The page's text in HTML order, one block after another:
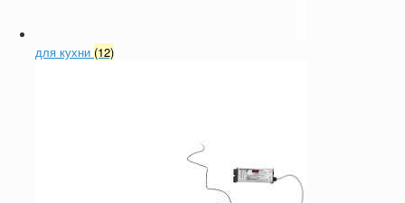
для кухни (12)